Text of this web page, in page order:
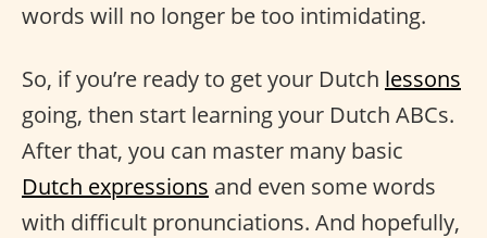
words will no longer be too intimidating.
So, if you’re ready to get your Dutch lessons
going, then start learning your Dutch ABCs.
After that, you can master many basic
Dutch expressions and even some words
with difficult pronunciations. And hopefully,